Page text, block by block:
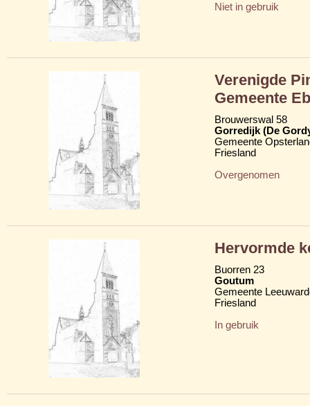
Niet in gebruik
Verenigde
Gemeente
Brouwerswal 58
Gorredijk (De
Gemeente
Friesland
Overgenomen
Hervormde
Buorren 23
Goutum
Gemeente
Friesland
In gebruik